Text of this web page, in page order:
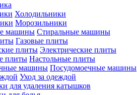
Холодильники
Морозильники
Стиральные машины
Газовые плиты
Электрические плиты
Настольные плиты
Посудомоечные машины
Уход за одеждой
для удаления катышков